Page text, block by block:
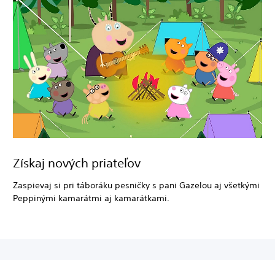
Získaj nových priateľov
Zaspievaj si pri táboráku pesničky s pani Gazelou aj všetkými
Peppinými kamarátmi aj kamarátkami.